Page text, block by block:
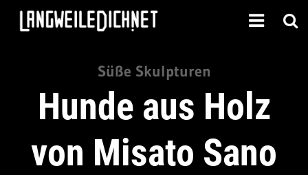
Süße Skulpturen
Hunde aus Holz
von Misato Sano